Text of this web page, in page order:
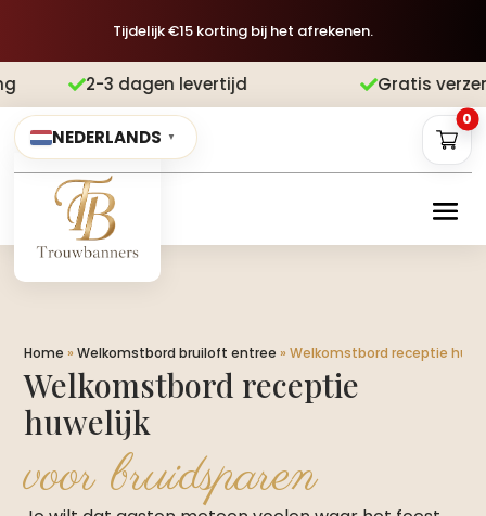
Tijdelijk €15 korting bij het afrekenen.
levertijd Gratis verzending Achteraf
NEDERLANDS ▼
0
Home »Welkomstbord bruiloft entree »Welkomstbord receptie
Welkomstbord receptie
huwelijk
voor bruidsparen